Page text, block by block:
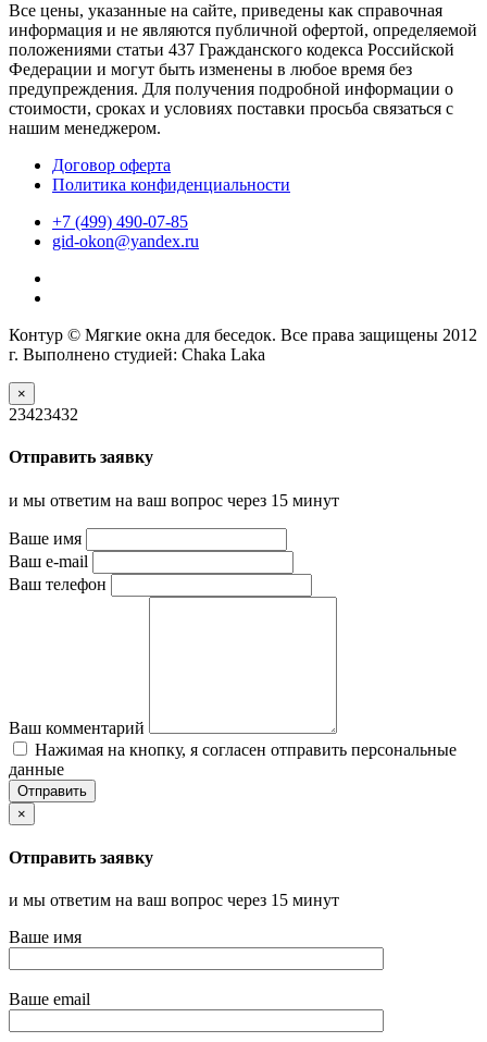
Все цены, указанные на сайте, приведены как справочная
информация и не являются публичной офертой, определяемой
положениями статьи 437 Гражданского кодекса Российской
Федерации и могут быть изменены в любое время без
предупреждения. Для получения подробной информации о
стоимости, сроках и условиях поставки просьба связаться с
нашим менеджером.
Договор оферта
Политика конфиденциальности
+7 (499) 490-07-85
gid-okon@yandex.ru
Контур © Мягкие окна для беседок. Все права защищены 2012
г. Выполнено студией: Chaka Laka
×
23423432
Отправить заявку
и мы ответим на ваш вопрос через 15 минут
Ваше имя
Ваш e-mail
Ваш телефон
Ваш комментарий
Нажимая на кнопку, я согласен отправить персональные
данные
×
Отправить заявку
и мы ответим на ваш вопрос через 15 минут
Ваше имя
Ваше email